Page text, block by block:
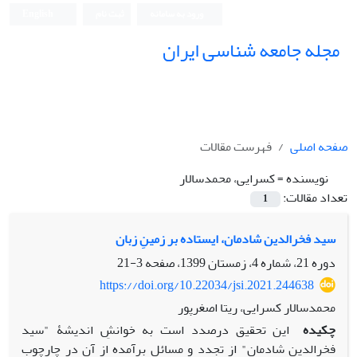
مجله جامعه شناسی ایران
صفحه اصلی
فهرست مقالات
نویسنده =کسرایی، محمدسالار
تعداد مقالات:
1
سید فخرالدین شادمان، ایستاده بر زمینِ زبان
دوره 21، شماره 4، زمستان 1399، صفحه
3-21
https://doi.org/10.22034/jsi.2021.244638
محمدسالار کسرایی، ریتا اصغرپور
چکیده این تحقیق در‌صدد است به خوانشِ اندیشۀ "سید
فخرالدین شادمان" از تجدد و مسائل برآمده از آن در چارچوب